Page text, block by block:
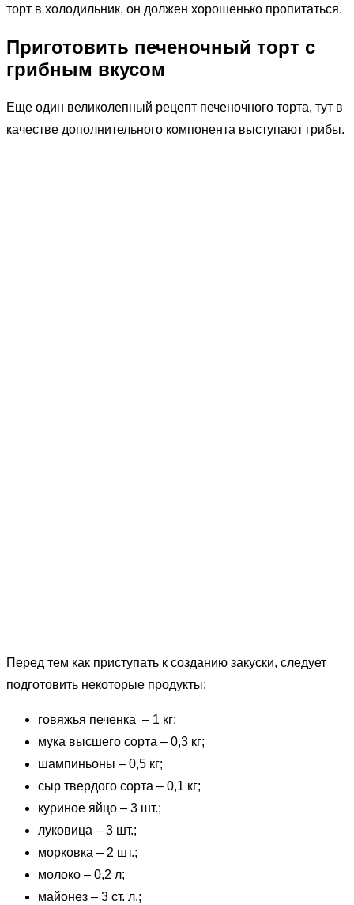
торт в холодильник, он должен хорошенько пропитаться.
Приготовить печеночный торт с
грибным вкусом
Еще один великолепный рецепт печеночного торта, тут в
качестве дополнительного компонента выступают грибы.
Перед тем как приступать к созданию закуски, следует
подготовить некоторые продукты:
говяжья печенка – 1 кг;
мука высшего сорта – 0,3 кг;
шампиньоны – 0,5 кг;
сыр твердого сорта – 0,1 кг;
куриное яйцо – 3 шт.;
луковица – 3 шт.;
морковка – 2 шт.;
молоко – 0,2 л;
майонез – 3 ст. л.;